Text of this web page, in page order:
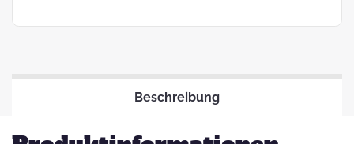
Beschreibung